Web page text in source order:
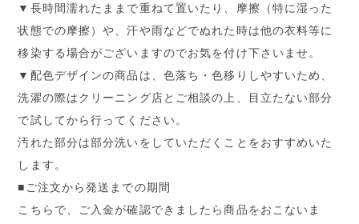
▼長時間濡れたままで重ねて置いたり、摩擦（特に湿った
状態での摩擦）や、汗や雨などでぬれた時は他の衣料等に
移染する場合がございますのでお気を付け下さいませ。
▼配色デザインの商品は、色落ち・色移りしやすいため、
洗濯の際はクリーニング店とご相談の上、目立たない部分
で試してから行ってください。
汚れた部分は部分洗いをしていただくことをおすすめいた
します。
■ご注文から発送までの期間
こちらで、ご入金が確認できましたら商品をおこないま